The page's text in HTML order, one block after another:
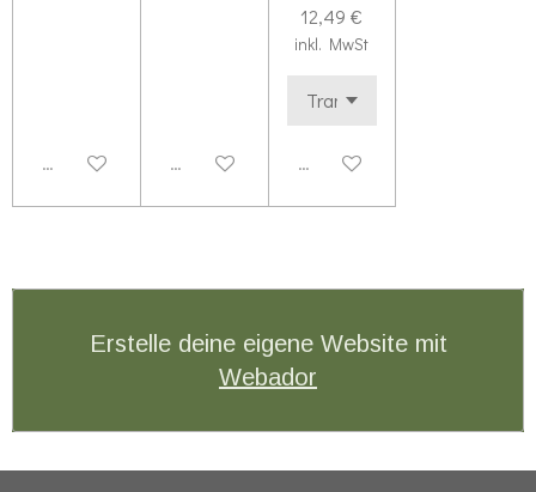
Deaktiviert Deaktiviert
12,49 €
inkl. MwSt
Deaktiviert
Erstelle deine eigene Website mit
Webador